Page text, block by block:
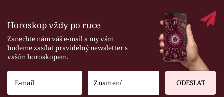
Horoskop vždy po ruce
Zanechte nám váš e-mail a my vám
budeme zasílat pravidelný newsletter s
vaším horoskopem.
ODESLAT